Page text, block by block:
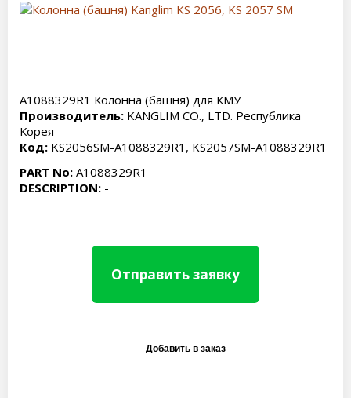
A1088329R1 Колонна (башня) для КМУ
Производитель: KANGLIM CO., LTD. Республика
Корея
Код: KS2056SM-A1088329R1, KS2057SM-A1088329R1
PART No: A1088329R1
DESCRIPTION: -
Отправить заявку